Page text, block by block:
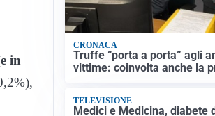
in
CRONACA
Truffe “porta a porta” agli
vittime: coinvolta anche la
TELEVISIONE
Medici e Medicina, diabete